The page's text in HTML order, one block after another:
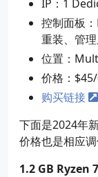
IP：1
控制面板
重装、管
位置：
价格：
购买链接
下面是2024年
价格也是相应调
1.2 GB Ryzen